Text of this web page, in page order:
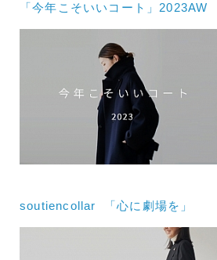
「今年こそいいコート」2023AW
soutiencollar 「心に劇場を」